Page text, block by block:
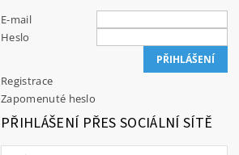
E-mail
Heslo
Registrace
Zapomenuté heslo
PŘIHLÁŠENÍ PŘES SOCIÁLNÍ SÍTĚ